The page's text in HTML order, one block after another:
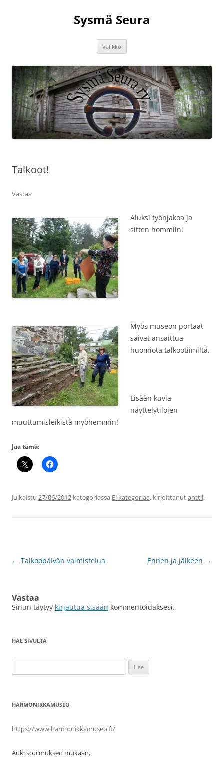
Sysmä Seura
Valikko
Talkoot!
Vastaa
Aluksi työnjakoa ja
sitten hommiin!
Myös museon portaat
saivat ansaittua
huomiota talkootiimiltä.
Lisään kuvia
näyttelytilojen
muuttumisleikistä myöhemmin!
Jaa tämä:
Julkaistu 27/06/2012 kategoriassa Ei kategoriaa, kirjoittanutanttil.
Artikkelien
← Talkoopäivän valmistelua Ennen ja jälkeen →
Vastaa
Sinun täytyy kirjautua sisään kommentoidaksesi.
HAE SIVULTA
HARMONIKKAMUSEO
https://www.harmonikkamuseo.fi/
Auki sopimuksen mukaan,